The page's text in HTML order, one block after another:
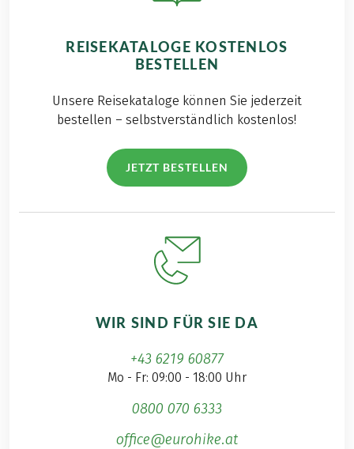
REISEKATALOGE KOSTENLOS
BESTELLEN
Unsere Reisekataloge können Sie jederzeit
bestellen – selbstverständlich kostenlos!
JETZT BESTELLEN
WIR SIND FÜR SIE DA
+43 6219 60877
Mo - Fr: 09:00 - 18:00 Uhr
0800 070 6333
office@eurohike.at